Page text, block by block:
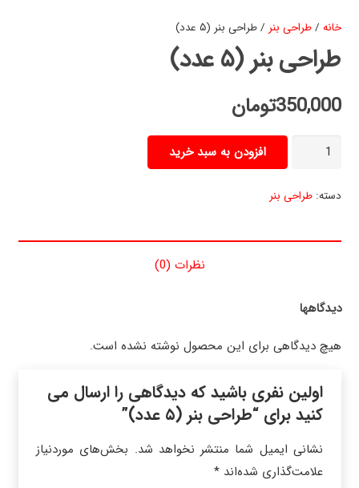
خانه /طراحی بنر / طراحی بنر (۵ عدد)
طراحی بنر (۵ عدد)
350,000تومان
طراحی
(۵
عدد
افزودن به سبد خرید
دسته:طراحی بنر
نظرات (0)
دیدگاهها
هیچ دیدگاهی برای این محصول نوشته نشده است.
اولین نفری باشید که دیدگاهی را ارسال می
کنید برای “طراحی بنر (۵ عدد)”
نشانی ایمیل شما منتشر نخواهد شد. بخش‌های موردنیاز
علامت‌گذاری شده‌اند *